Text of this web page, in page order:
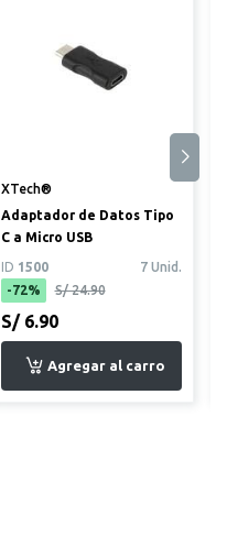
XTech®
Adaptador de Datos Tipo
C a Micro USB
ID 1500
7 Unid.
-72%
S/ 24.90
S/ 6.90